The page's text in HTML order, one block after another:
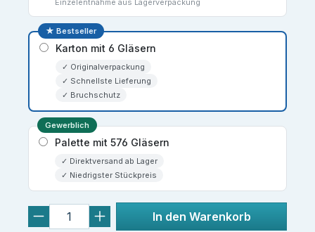
★ Bestseller
Karton mit 6 Gläsern
✓ Originalverpackung
✓ Schnellste Lieferung
✓ Bruchschutz
Gewerblich
Palette mit 576 Gläsern
✓ Direktversand ab Lager
✓ Niedrigster Stückpreis
In den Warenkorb